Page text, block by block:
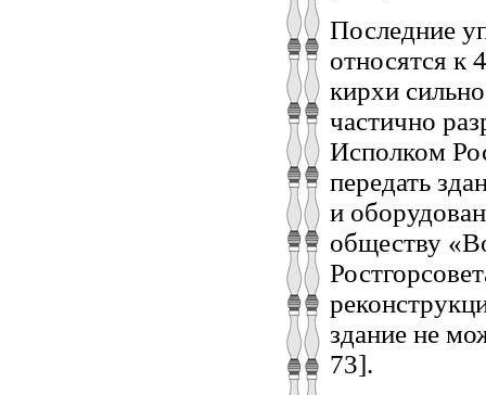
Последние
относятся к
кирхи
частично
Исполком
передать
и
обществу
здание не
73].